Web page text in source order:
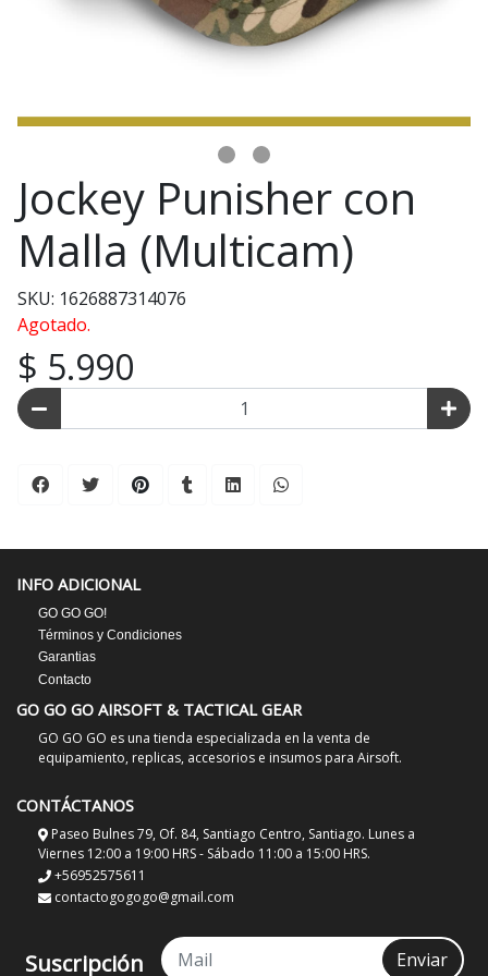
Jockey Punisher con
Malla (Multicam)
SKU: 1626887314076
Agotado.
$ 5.990
INFO ADICIONAL
GO GO GO!
Términos y Condiciones
Garantias
Contacto
GO GO GO AIRSOFT & TACTICAL GEAR
GO GO GO es una tienda especializada en la venta de
equipamiento, replicas, accesorios e insumos para Airsoft.
CONTÁCTANOS
Paseo Bulnes 79, Of. 84, Santiago Centro, Santiago. Lunes a
Viernes 12:00 a 19:00 HRS - Sábado 11:00 a 15:00 HRS.
+56952575611
contactogogogo@gmail.com
Suscripción Enviar